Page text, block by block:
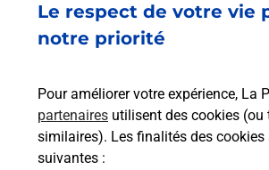
Le respect de votre vie
notre priorité
Pour améliorer votre expérience, La
partenaires utilisent des cookies (ou
similaires). Les finalités des cookies
suivantes :
Boîte aux lettres La Poste
Route De Bellevue
24500 Eymet
Le lien s'ouvre dans un nouvel onglet